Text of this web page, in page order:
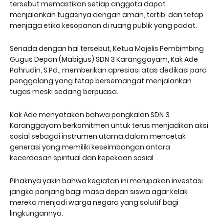
tersebut memastikan setiap anggota dapat
menjalankan tugasnya dengan aman, tertib, dan tetap
menjaga etika kesopanan di ruang publik yang padat.
Senada dengan hal tersebut, Ketua Majelis Pembimbing
Gugus Depan (Mabigus) SDN 3 Karanggayam, Kak Ade
Pahrudin, S.Pd., memberikan apresiasi atas dedikasi para
penggalang yang tetap bersemangat menjalankan
tugas meski sedang berpuasa.
Kak Ade menyatakan bahwa pangkalan SDN 3
Karanggayam berkomitmen untuk terus menjadikan aksi
sosial sebagai instrumen utama dalam mencetak
generasi yang memiliki keseimbangan antara
kecerdasan spiritual dan kepekaan sosial.
Pihaknya yakin bahwa kegiatan ini merupakan investasi
jangka panjang bagi masa depan siswa agar kelak
mereka menjadi warga negara yang solutif bagi
lingkungannya.